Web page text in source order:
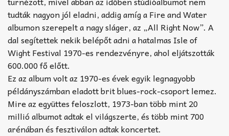
tudták nagyon jól eladni, addig amíg a Fire and Water
albumon szerepelt a nagy sláger, az „All Right Now”. A
dal segítettek nekik belépőt adni a hatalmas Isle of
Wight Festival 1970-es rendezvényre, ahol eljátszották
600.000 fő előtt.
Ez az album volt az 1970-es évek egyik legnagyobb
példányszámban eladott brit blues-rock-csoport lemez.
Mire az együttes feloszlott, 1973-ban több mint 20
millió albumot adtak el világszerte, és több mint 700
arénában és fesztiválon adtak koncertet.